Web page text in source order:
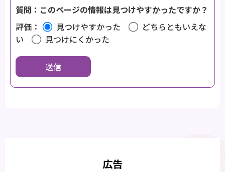
質問：このページの情報は見つけやすかったですか？
評価：
見つけやすかった
どちらともいえな
い
見つけにくかった
広告